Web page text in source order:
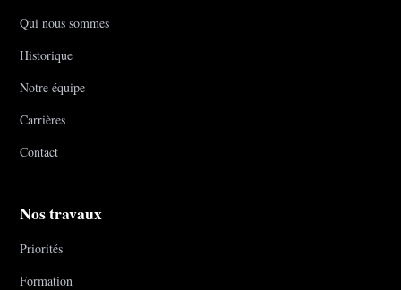
Qui nous sommes
Historique
Notre équipe
Carrières
Contact
Nos travaux
Priorités
Formation